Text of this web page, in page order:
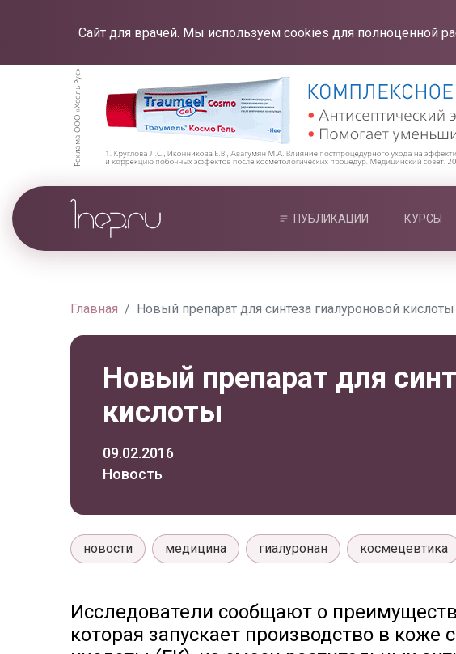
Сайт для врачей. Мы используем cookies для полноценной
ПУБЛИКАЦИИ КУРСЫ
Главная Новый препарат для синтеза гиалуроновой кислоты
Новый препарат для
кислоты
09.02.2016
Новость
новости медицина гиалуронан космецевтика
Исследователи сообщают о
которая запускает производство в коже